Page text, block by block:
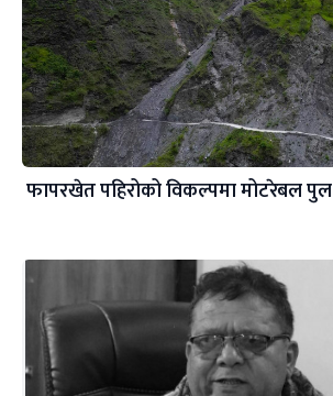
फापरखेत पहिरोको विकल्पमा मोटरेबल पुल